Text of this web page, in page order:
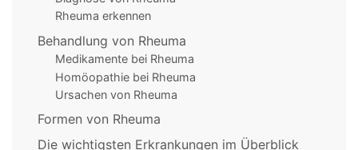
Rheuma erkennen
Behandlung von Rheuma
Medikamente bei Rheuma
Homöopathie bei Rheuma
Ursachen von Rheuma
Formen von Rheuma
Die wichtigsten Erkrankungen im Überblick